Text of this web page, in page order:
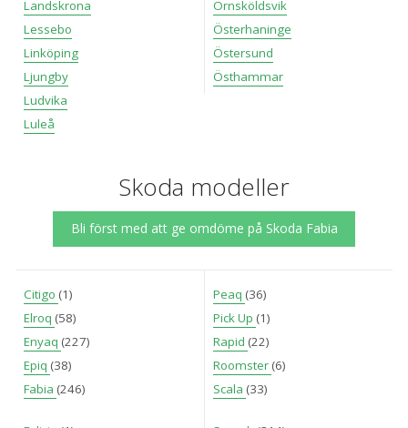
Landskrona
Lessebo
Linköping
Ljungby
Ludvika
Luleå
Örnsköldsvik
Österhaninge
Östersund
Östhammar
Skoda modeller
Bli först med att ge omdöme på Skoda Fabia
Citigo (1)
Elroq (58)
Enyaq (227)
Epiq (38)
Fabia (246)
Peaq (36)
Pick Up (1)
Rapid (22)
Roomster (6)
Scala (33)